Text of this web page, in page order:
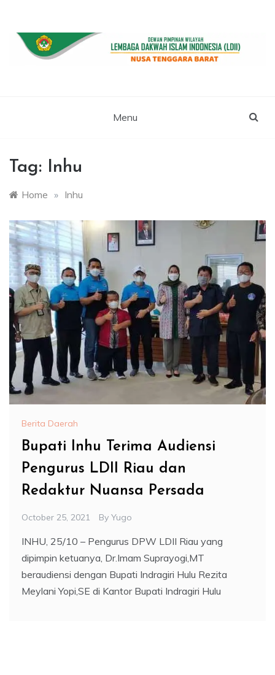
content
TENGGARA
Menu
Tag: Inhu
Home » Inhu
Berita Daerah
Bupati Inhu Terima Audiensi
Pengurus LDII Riau dan
Redaktur Nuansa Persada
October 25, 2021 By Yugo
INHU, 25/10 – Pengurus DPW LDII Riau yang
dipimpin ketuanya, Dr.Imam Suprayogi,MT
beraudiensi dengan Bupati Indragiri Hulu Rezita
Meylani Yopi,SE di Kantor Bupati Indragiri Hulu